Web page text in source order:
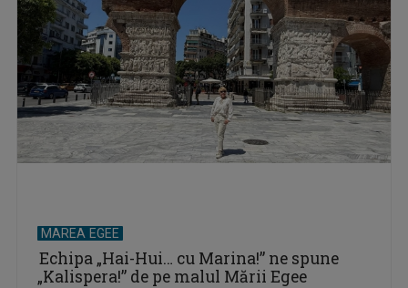
MAREA EGEE
Echipa „Hai-Hui… cu Marina!” ne spune
„Kalispera!” de pe malul Mării Egee